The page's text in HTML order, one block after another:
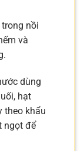
nồi
và
dùng
hạt
theo khẩu
ngọt để